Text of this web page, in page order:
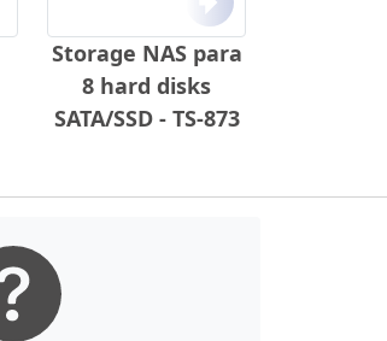
Storage NAS para
8 hard disks
SATA/SSD - TS-873
Próximo